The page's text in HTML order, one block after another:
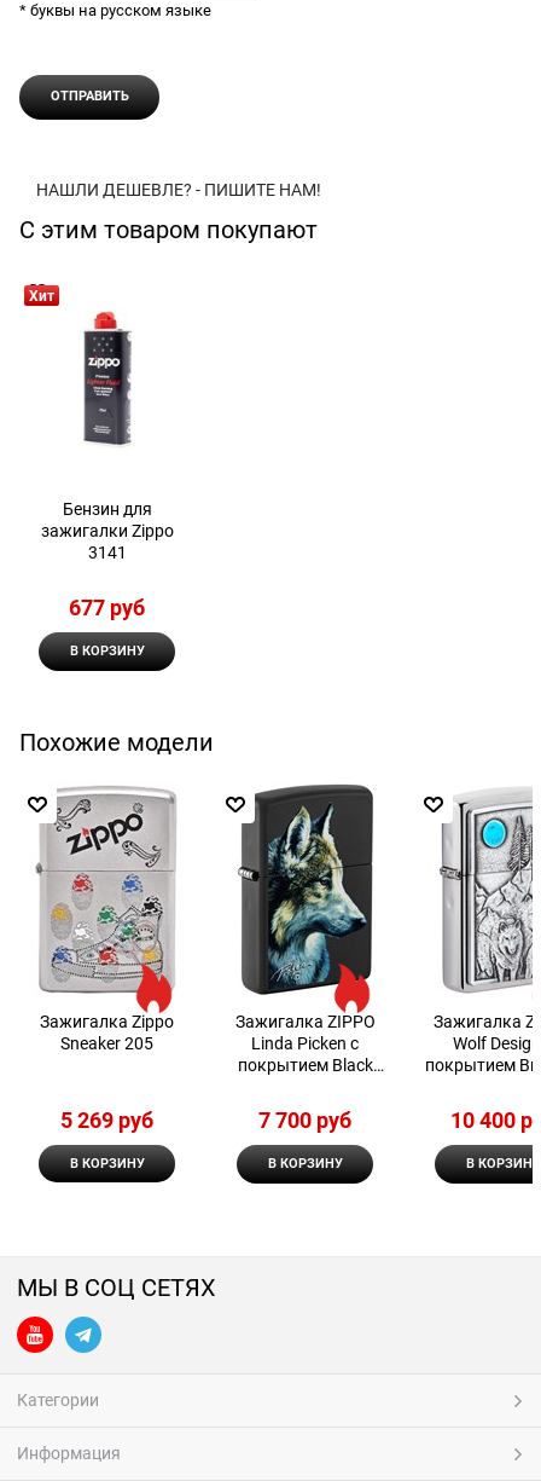
* буквы на русском языке
НАШЛИ ДЕШЕВЛЕ? - ПИШИТЕ НАМ!
С этим товаром покупают
Хит
Бензин для
зажигалки Zippo
3141
677 руб
В КОРЗИНУ
Похожие модели
Зажигалка Zippo
Sneaker 205
5 269 руб
В КОРЗИНУ
Зажигалка ZIPPO
Linda Picken с
покрытием Black
7 700 руб
В КОРЗИНУ
Зажигалка
Wolf
покрытием
10 400
В КОРЗИНУ
МЫ В СОЦ СЕТЯХ
Категории
Информация